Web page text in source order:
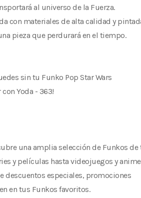
al universo de la Fuerza.
con materiales de alta calidad y
pieza que perdurará en el tiempo.
sin tu Funko Pop Star Wars
Yoda - 363!
una amplia selección de Funkos de
y películas hasta videojuegos y
descuentos especiales, promociones
en tus Funkos favoritos.